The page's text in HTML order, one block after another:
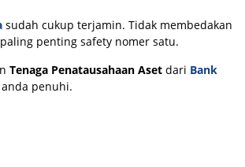
sudah cukup terjamin. Tidak membedakan
penting safety nomer satu.
Tenaga Penatausahaan Aset dari Bank
penuhi.